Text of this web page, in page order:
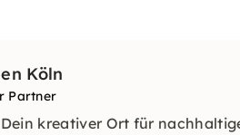
Köln
Partner
kreativer Ort für